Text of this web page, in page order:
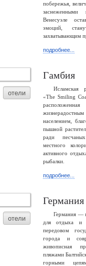
побережья,
Венесуэле
эмоций,
захватывающим
подробнее...
отели
Гамбия
Исламская
«The Smiling
населением,
пышной
ради
местного
активного
рыбалки.
подробнее...
отели
Германия
Германия —
для отдыха и
передовом
города и
живописная
пляжами
горными